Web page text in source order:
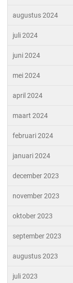
augustus 2024
juli 2024
juni 2024
mei 2024
april 2024
maart 2024
februari 2024
januari 2024
december 2023
november 2023
oktober 2023
september 2023
augustus 2023
juli 2023